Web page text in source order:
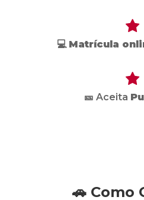
💻 Matrícula
🎫 Aceita
🚗 Como